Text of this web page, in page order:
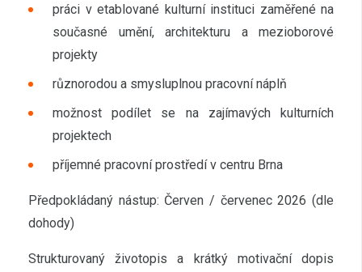
práci v etablované kulturní instituci zaměřené na
současné umění, architekturu a mezioborové
projekty
různorodou a smysluplnou pracovní náplň
možnost podílet se na zajímavých kulturních
projektech
příjemné pracovní prostředí v centru Brna
Předpokládaný nástup: Červen / červenec 2026 (dle
dohody)
Strukturovaný životopis a krátký motivační dopis